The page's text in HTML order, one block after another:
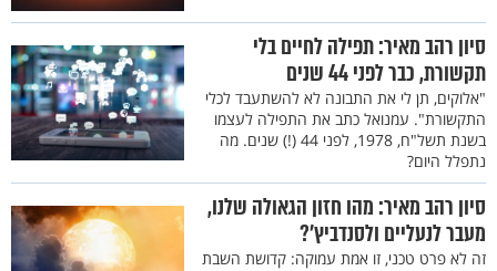
סיון רהב מאיר: תפילה לחיים בלי
תקשורת, כבר לפני 44 שנים
"אלוקים, תן לי את התבונה לא להשתעבד לכלי
התקשורת". עמנואל כתב את התפילה לעצמו
בשנת תשל"ח, 1978, לפני 44 (!) שנים. מה
נתפלל היום?
סיון רהב מאיר: מהו חזון הגאולה שלנו,
מעבר לנעליים ולסנדביץ’?
זה לא פרט טכני, זו אמת עמוקה: קדושת השבת